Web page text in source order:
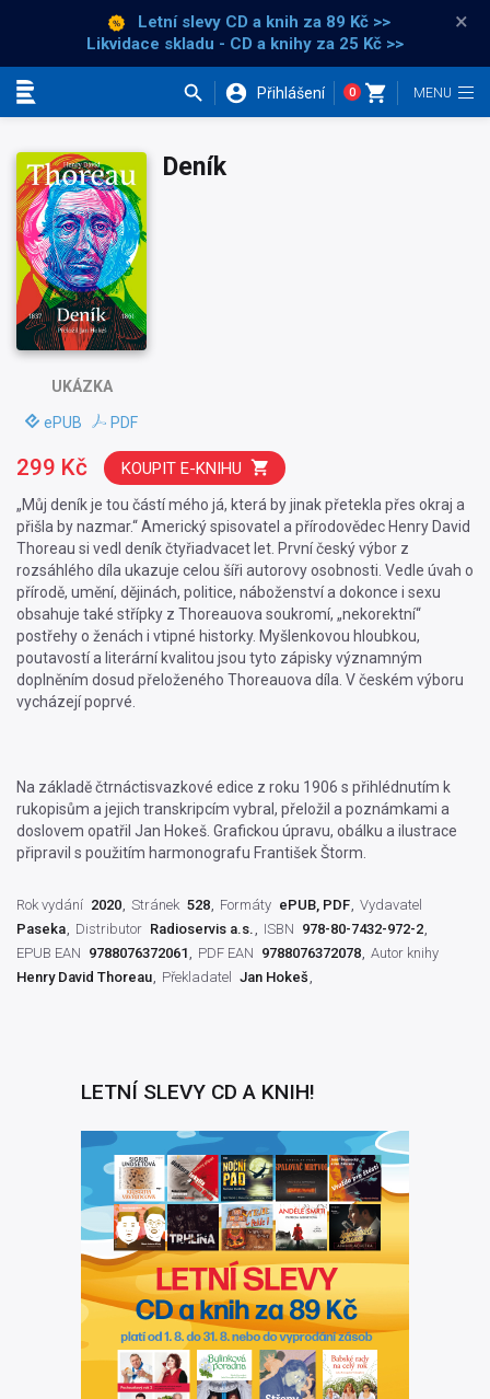
Letní slevy CD a knih za 89 Kč >>
Likvidace skladu - CD a knihy za 25 Kč >>
×
Přihlášení 0
UKÁZKA
ePUB PDF
Deník
„Můj deník je tou částí mého já, která by jinak přetekla přes okraj a
přišla by nazmar.“ Americký spisovatel a přírodovědec Henry David
Thoreau si vedl deník čtyřiadvacet let. První český výbor z
rozsáhlého díla ukazuje celou šíři autorovy osobnosti. Vedle úvah o
přírodě, umění, dějinách, politice, náboženství a dokonce i sexu
obsahuje také střípky z Thoreauova soukromí, „nekorektní“
postřehy o ženách i vtipné historky. Myšlenkovou hloubkou,
poutavostí a literární kvalitou jsou tyto zápisky významným
doplněním dosud přeloženého Thoreauova díla. V českém výboru
vycházejí poprvé.
Na základě čtrnáctisvazkové edice z roku 1906 s přihlédnutím k
rukopisům a jejich transkripcím vybral, přeložil a poznámkami a
doslovem opatřil Jan Hokeš. Grafickou úpravu, obálku a ilustrace
připravil s použitím harmonografu František Štorm.
299 Kč KOUPIT E-KNIHU
Rok vydání 2020 Stránek 528 Formáty ePUB, PDF Vydavatel
Paseka
Distributor Radioservis a.s. ISBN 978-80-7432-972-2
EPUB EAN 9788076372061 PDF EAN 9788076372078 Autor knihy
Henry David Thoreau
Překladatel Jan Hokeš
LETNÍ SLEVY CD A KNIH!